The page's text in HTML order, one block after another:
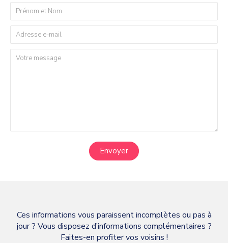
Envoyer
Ces informations vous paraissent incomplètes ou pas à
jour ? Vous disposez d’informations complémentaires ?
Faites-en profiter vos voisins !